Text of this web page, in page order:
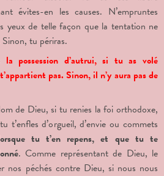
évites-en les causes. N’empruntes
yeux de telle façon que la tentation ne
tu périras.
possession d’autrui, si tu as volé
pas. Sinon, il n’y aura pas de
de Dieu, si tu renies la foi orthodoxe,
d’orgueil, d’envie ou commets
tu t’en repens, et que tu te
. Comme représentant de Dieu, le
nos péchés contre Dieu, si nous nous